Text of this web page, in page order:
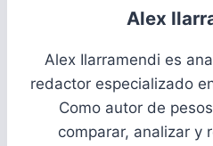
Alex
Alex Ilarramendi es
redactor especializado
Como autor de
comparar, analizar y